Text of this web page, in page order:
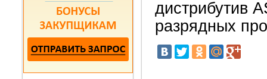
дистрибутив
разрядных